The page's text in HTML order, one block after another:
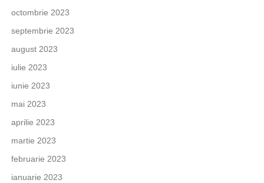
octombrie 2023
septembrie 2023
august 2023
iulie 2023
iunie 2023
mai 2023
aprilie 2023
martie 2023
februarie 2023
ianuarie 2023